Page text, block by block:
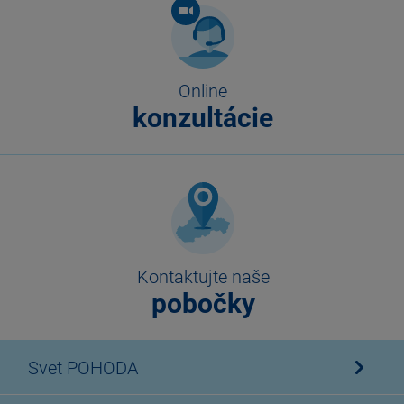
Online
konzultácie
Kontaktujte naše
pobočky
Svet POHODA